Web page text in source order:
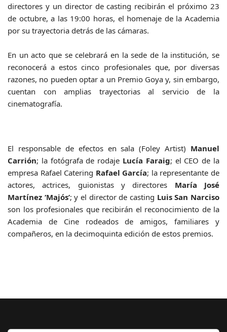
directores y un director de casting recibirán el próximo 23
de octubre, a las 19:00 horas, el homenaje de la Academia
por su trayectoria detrás de las cámaras.
En un acto que se celebrará en la sede de la institución, se
reconocerá a estos cinco profesionales que, por diversas
razones, no pueden optar a un Premio Goya y, sin embargo,
cuentan con amplias trayectorias al servicio de la
cinematografía.
El responsable de efectos en sala (Foley Artist) Manuel
Carrión; la fotógrafa de rodaje Lucía Faraig; el CEO de la
empresa Rafael Catering Rafael García; la representante de
actores, actrices, guionistas y directores María José
Martínez ‘Majós’; y el director de casting Luis San Narciso
son los profesionales que recibirán el reconocimiento de la
Academia de Cine rodeados de amigos, familiares y
compañeros, en la decimoquinta edición de estos premios.